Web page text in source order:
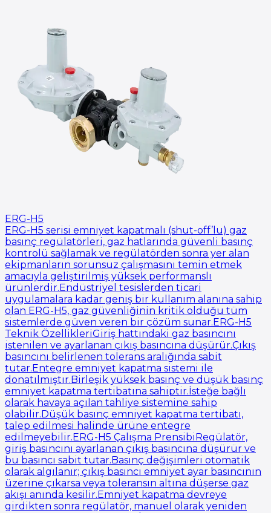
ERG-H5
ERG-H5 serisi emniyet kapatmalı (shut-off’lu) gaz
basınç regülatörleri, gaz hatlarında güvenli basınç
kontrolü sağlamak ve regülatörden sonra yer alan
ekipmanların sorunsuz çalışmasını temin etmek
amacıyla geliştirilmiş yüksek performanslı
ürünlerdir.Endüstriyel tesislerden ticari
uygulamalara kadar geniş bir kullanım alanına sahip
olan ERG-H5, gaz güvenliğinin kritik olduğu tüm
sistemlerde güven veren bir çözüm sunar.ERG-H5
Teknik ÖzellikleriGiriş hattındaki gaz basıncını
istenilen ve ayarlanan çıkış basıncına düşürür.Çıkış
basıncını belirlenen tolerans aralığında sabit
tutar.Entegre emniyet kapatma sistemi ile
donatılmıştır.Birleşik yüksek basınç ve düşük basınç
emniyet kapatma tertibatına sahiptir.İsteğe bağlı
olarak havaya açılan tahliye sistemine sahip
olabilir.Düşük basınç emniyet kapatma tertibatı,
talep edilmesi halinde ürüne entegre
edilmeyebilir.ERG-H5 Çalışma PrensibiRegülatör,
giriş basıncını ayarlanan çıkış basıncına düşürür ve
bu basıncı sabit tutar.Basınç değişimleri otomatik
olarak algılanır; çıkış basıncı emniyet ayar basıncının
üzerine çıkarsa veya toleransın altına düşerse gaz
akışı anında kesilir.Emniyet kapatma devreye
girdikten sonra regülatör, manuel olarak yeniden